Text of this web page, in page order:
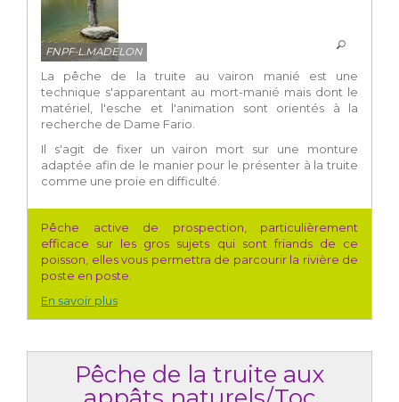
FNPF-L.MADELON
La pêche de la truite au vairon manié est une
technique s'apparentant au mort-manié mais dont le
matériel, l'esche et l'animation sont orientés à la
recherche de Dame Fario.
Il s'agit de fixer un vairon mort sur une monture
adaptée afin de le manier pour le présenter à la truite
comme une proie en difficulté.
Pêche active de prospection, particulièrement
efficace sur les gros sujets qui sont friands de ce
poisson, elles vous permettra de parcourir la rivière de
poste en poste.
En savoir plus
Pêche de la truite aux